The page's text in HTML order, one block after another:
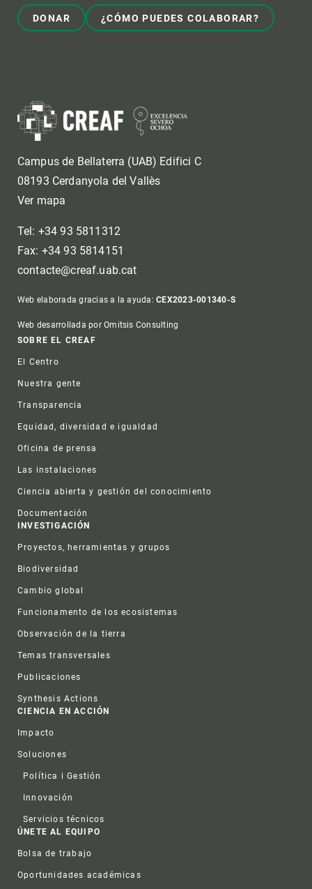
DONAR ¿CÓMO PUEDES COLABORAR?
Campus de Bellaterra (UAB) Edifici C
08193 Cerdanyola del Vallès
Ver mapa
Tel: +34 93 5811312
Fax: +34 93 5814151
contacte@creaf.uab.cat
Web elaborada gracias a la ayuda:CEX2023-001340-S
Web desarrollada por Omitsis Consulting
Footer
SOBRE EL CREAF
El Centro
Nuestra gente
Transparencia
Equidad, diversidad e igualdad
Oficina de prensa
Las instalaciones
Ciencia abierta y gestión del conocimiento
Documentación
INVESTIGACIÓN
Proyectos, herramientas y grupos
Biodiversidad
Cambio global
Funcionamento de los ecosistemas
Observación de la tierra
Temas transversales
Publicaciones
Synthesis Actions
CIENCIA EN ACCIÓN
Impacto
Soluciones
Política i Gestión
Innovación
Servicios técnicos
ÚNETE AL EQUIPO
Bolsa de trabajo
Oportunidades académicas